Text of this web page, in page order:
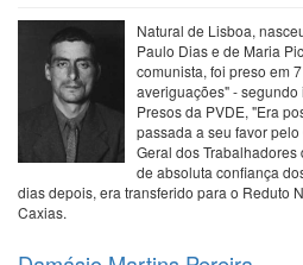
Natural de Lisboa,
Paulo Dias e de Maria
comunista, foi preso em
averiguações" -
Presos da PVDE, "Era
passada a seu favor
Geral dos
de absoluta confiança
dias depois, era transferido para o Reduto
Caxias.